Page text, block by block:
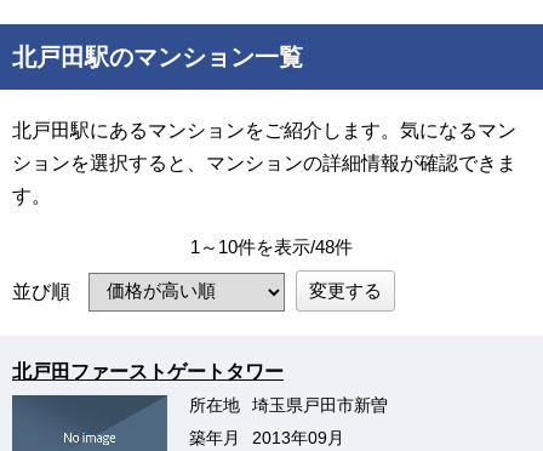
北戸田駅のマンション一覧
北戸田駅にあるマンションをご紹介します。気になるマン
ションを選択すると、マンションの詳細情報が確認できま
す。
1～10件を表示/48件
並び順 変更する
北戸田ファーストゲートタワー
所在地
埼玉県戸田市新曽
築年月
2013年09月